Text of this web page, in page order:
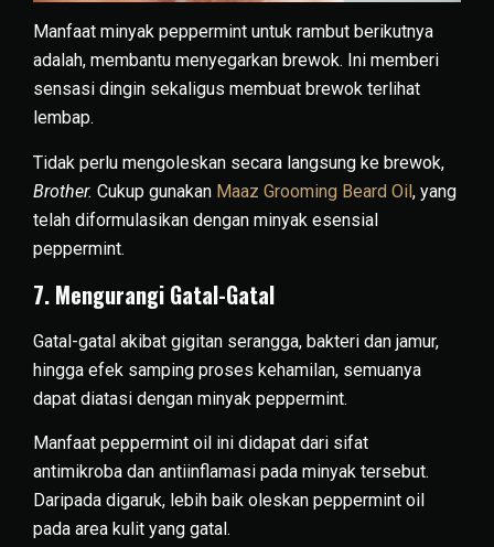
Manfaat minyak peppermint untuk rambut berikutnya
adalah, membantu menyegarkan brewok. Ini memberi
sensasi dingin sekaligus membuat brewok terlihat
lembap.
Tidak perlu mengoleskan secara langsung ke brewok,
Brother. Cukup gunakan Maaz Grooming Beard Oil, yang
telah diformulasikan dengan minyak esensial
peppermint.
7. Mengurangi Gatal-Gatal
Gatal-gatal akibat gigitan serangga, bakteri dan jamur,
hingga efek samping proses kehamilan, semuanya
dapat diatasi dengan minyak peppermint.
Manfaat peppermint oil ini didapat dari sifat
antimikroba dan antiinflamasi pada minyak tersebut.
Daripada digaruk, lebih baik oleskan peppermint oil
pada area kulit yang gatal.